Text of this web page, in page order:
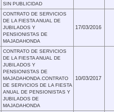
SIN PUBLICIDAD
CONTRATO DE SERVICIOS
DE LA FIESTA ANUAL DE
JUBILADOS Y
PENSIONISTAS DE
MAJADAHONDA
17/03/2016
CONTRATO DE SERVICIOS
DE LA FIESTA ANUAL DE
JUBILADOS Y
PENSIONISTAS DE
MAJADAHONDA.CONTRATO
DE SERVICIOS DE LA FIESTA
ANUAL DE PENSIONISTAS Y
JUBILADOS DE
MAJADAHONDA
10/03/2017